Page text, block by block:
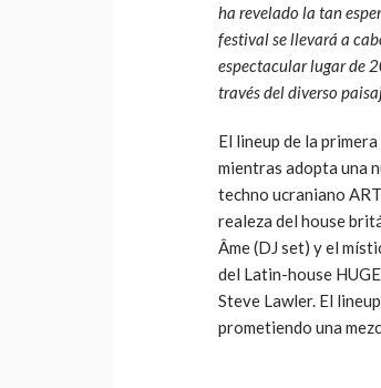
ha revelado la tan
festival se llevará a
espectacular lugar de
través del diverso
El lineup de la
mientras adopta una
techno ucraniano
realeza del house
Âme (DJ set) y el
del Latin-house
Steve Lawler. El
prometiendo una